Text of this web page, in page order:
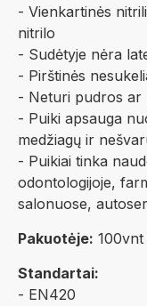
- Vienkartinės
nitrilo
- Sudėtyje nėra
- Pirštinės
- Neturi pudros ar
- Puiki apsauga
medžiagų ir
- Puikiai tinka
odontologijoje,
salonuose,
Pakuotėje: 100vnt
Standartai:
- EN420